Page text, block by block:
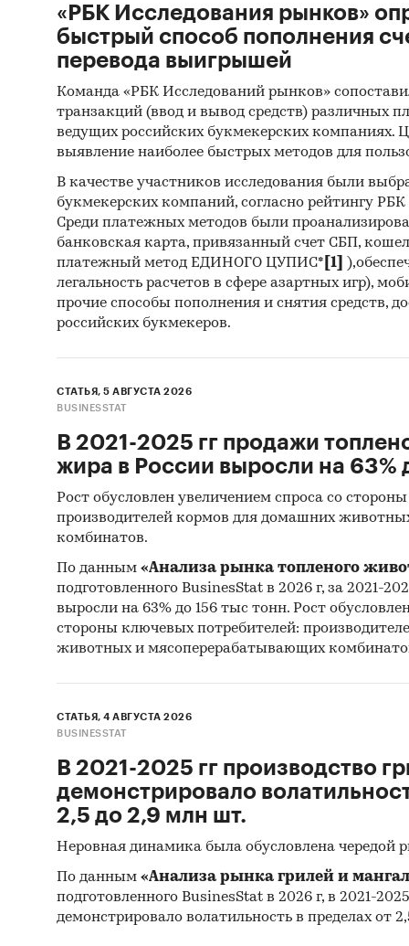
Метод
«РБК Исследования рынков»
быстрый способ пополнения
перевода выигрышей
Команда «РБК Исследований рынков»
транзакций (ввод и вывод средств) различных
ведущих российских букмекерских компаниях.
выявление наиболее быстрых методов для
В качестве участников исследования были
букмекерских компаний, согласно рейтингу
Среди платежных методов были
банковская карта, привязанный счет СБП,
платежный метод ЕДИНОГО ЦУПИС* [1]
легальность расчетов в сфере азартных игр),
прочие способы пополнения и снятия средств,
российских букмекеров.
СТАТЬЯ, 5 АВГУСТА 2026
BUSINESSTAT
В 2021-2025 гг продажи
жира в России выросли на 63%
Рост обусловлен увеличением спроса со
производителей кормов для домашних
комбинатов.
По данным «Анализа рынка топленого
подготовленного BusinesStat в 2026 г, за 2021-
выросли на 63% до 156 тыс тонн. Рост
стороны ключевых потребителей:
животных и мясоперерабатывающих
СТАТЬЯ, 4 АВГУСТА 2026
BUSINESSTAT
В 2021-2025 гг производство
демонстрировало
2,5 до 2,9 млн шт.
Неровная динамика была обусловлена чередой
По данным «Анализа рынка грилей и
подготовленного BusinesStat в 2026 г, в 2021-
демонстрировало волатильность в пределах от